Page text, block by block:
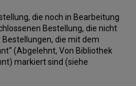
die noch in Bearbeitung
Bestellung, die nicht
die mit dem
(Abgelehnt, Von Bibliothek
markiert sind (siehe